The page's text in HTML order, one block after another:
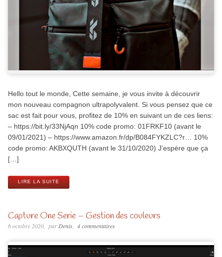
Hello tout le monde, Cette semaine, je vous invite à découvrir
mon nouveau compagnon ultrapolyvalent. Si vous pensez que ce
sac est fait pour vous, profitez de 10% en suivant un de ces liens:
– https://bit.ly/33NjAqn 10% code promo: 01FRKF10 (avant le
09/01/2021) – https://www.amazon.fr/dp/B084FYKZLC?r… 10%
code promo: AKBXQUTH (avant le 31/10/2020) J’espère que ça
[…]
LIRE LA SUITE
Capture One Serie – Gestion des couleurs
6 octobre 2020 par Denis 4 commentaires